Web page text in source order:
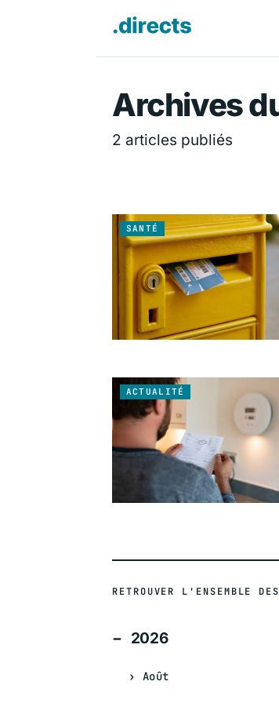
Directs.fr —
Archives
2 articles publiés
SANTÉ
ACTUALITÉ
RETROUVER L'ENSEMBLE
2026
Août